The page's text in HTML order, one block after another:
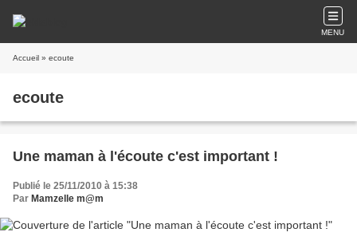
MENU
Accueil » ecoute
ecoute
Une maman à l'écoute c'est important !
Publié le 25/11/2010 à 15:38
Par Mamzelle m@m